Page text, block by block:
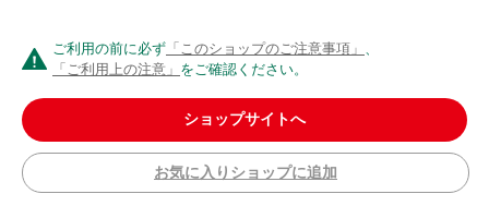
ご利用の前に必ず 「このショップのご注意事項」 、
「ご利用上の注意」 をご確認ください。
ショップサイトへ
お気に入りショップに追加